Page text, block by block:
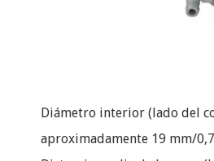
Diámetro interior (lado del
aproximadamente 19 mm/